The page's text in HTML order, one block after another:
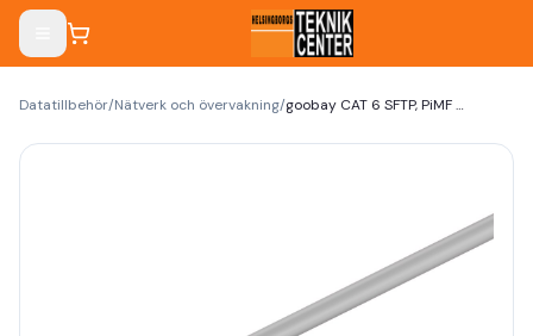
Datatillbehör/Nätverk och övervakning/ goobay CAT 6 SFTP, PiMF 1m Netvärkskabel vit